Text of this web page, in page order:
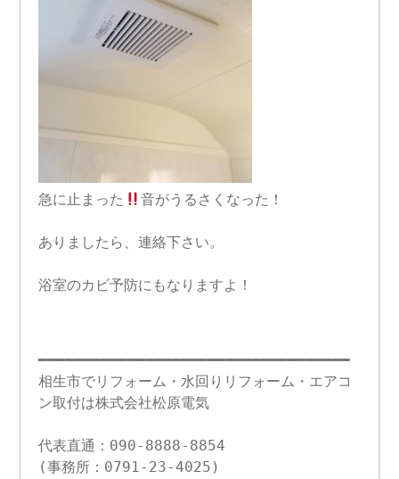
急に止まった 音がうるさくなった！
ありましたら、連絡下さい。
浴室のカビ予防にもなりますよ！
━━━━━━━━━━━━━━━━━━━━━━━━━━━━━━━━━━━
相生市でリフォーム・水回りリフォーム・エアコ
ン取付は株式会社松原電気
代表直通：090-8888-8854
(事務所：0791-23-4025)